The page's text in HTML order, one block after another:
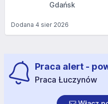
Gdańsk
Dodana 4 sier 2026
Praca alert -
Praca Łuczynów